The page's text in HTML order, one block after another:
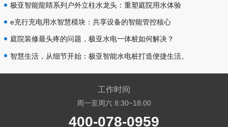
极亚智能龍睛系列户外立柱水龙头：重塑庭院用水体验
e充行充电用水智慧模块：共享设备的智能管控核心
庭院装修最头疼的问题，极亚水电一体桩如何解决？
智慧生活，从细节开始：极亚智能水电桩打造便捷生活。
工作时间
周一至周六 8:30~18:00
400-078-0959